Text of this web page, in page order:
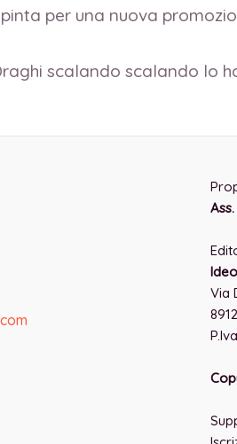
per una nuova
scalando scalando lo
Via